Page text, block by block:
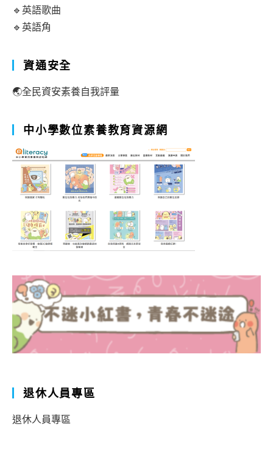
🔹英語歌曲
🔹英語角
資通安全
🌏全民資安素養自我評量
中小學數位素養教育資源網
退休人員專區
退休人員專區